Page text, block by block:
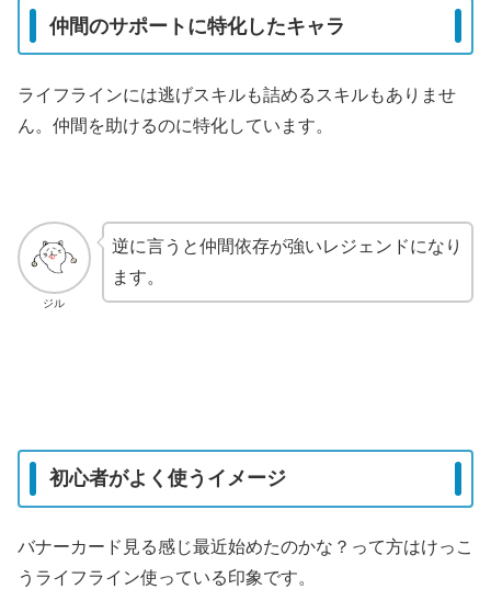
仲間のサポートに特化したキャラ
ライフラインには逃げスキルも詰めるスキルもありませ
ん。仲間を助けるのに特化しています。
ジル
逆に言うと仲間依存が強いレジェンドになり
ます。
初心者がよく使うイメージ
バナーカード見る感じ最近始めたのかな？って方はけっこ
うライフライン使っている印象です。